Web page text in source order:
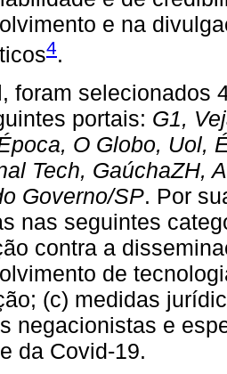
e na
4.
foram selecionados
portais: G1,
O Globo, Uol,
Tech, GaúchaZH,
Governo/SP. Por
nas seguintes
contra a
de
(c) medidas
negacionistas e
da Covid-19.